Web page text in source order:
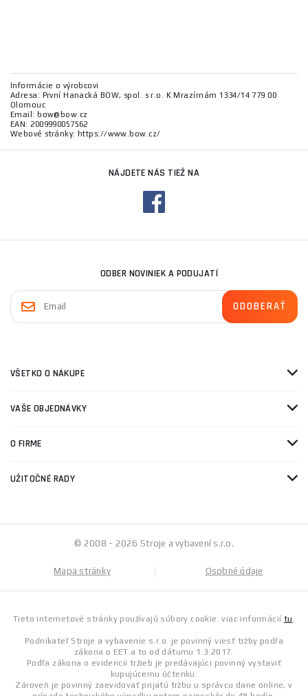
Informácie o výrobcovi
Adresa: První Hanacká BOW, spol. s r.o. K Mrazírnám 1334/14 779 00
Olomouc
Email: bow@bow.cz
EAN: 2009990057562
Webové stránky: https://www.bow.cz/
NÁJDETE NÁS TIEŽ NA
ODBER NOVINIEK A PODUJATÍ
VŠETKO O NÁKUPE
VAŠE OBJEDNÁVKY
O FIRME
UŽITOČNÉ RADY
© 2008 - 2026 Stroje a vybavení s.r.o.
Mapa stránky Osobné údaje
Tieto internetové stránky používajú súbory cookie. viac informácií tu .
Podnikateľ Stroje a vybavenie s.r.o. je povinný viesť tržby podľa
zákona o EET a to od dátumu 1.3.2017.
Podľa zákona o evidencii tržieb je predávajúci povinný vystaviť
kupujúcemu účtenku.
Zároveň je povinný zaevidovať prijatú tržbu u správcu dane online, v